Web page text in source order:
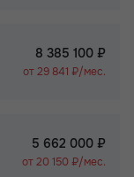
8 385 100 ₽
от 29 841 ₽/мес.
5 662 000 ₽
от 20 150 ₽/мес.